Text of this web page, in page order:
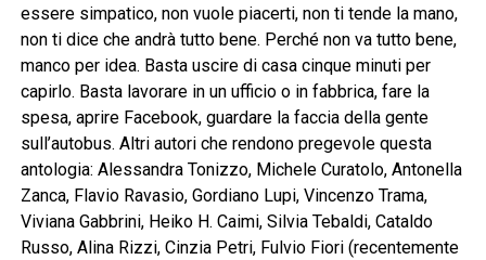
essere simpatico, non vuole piacerti, non ti tende la mano,
non ti dice che andrà tutto bene. Perché non va tutto bene,
manco per idea. Basta uscire di casa cinque minuti per
capirlo. Basta lavorare in un ufficio o in fabbrica, fare la
spesa, aprire Facebook, guardare la faccia della gente
sull’autobus. Altri autori che rendono pregevole questa
antologia: Alessandra Tonizzo, Michele Curatolo, Antonella
Zanca, Flavio Ravasio, Gordiano Lupi, Vincenzo Trama,
Viviana Gabbrini, Heiko H. Caimi, Silvia Tebaldi, Cataldo
Russo, Alina Rizzi, Cinzia Petri, Fulvio Fiori (recentemente